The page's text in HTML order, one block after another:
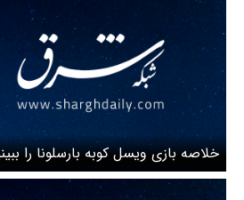
خلاصه بازی ویسل کوبه بارسلونا را